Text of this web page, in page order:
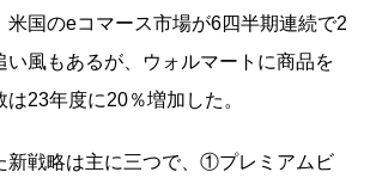
米国のeコマース市場が6四半期連続で2
い風もあるが、ウォルマートに商品を
23年度に20％増加した。
戦略は主に三つで、①プレミアムビ